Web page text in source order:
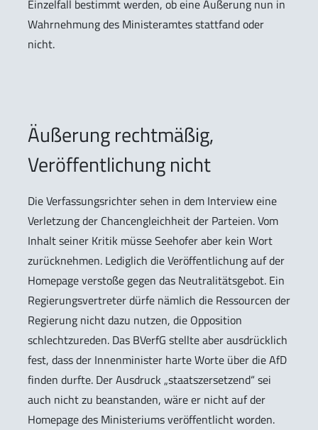
Einzelfall bestimmt werden, ob eine Äußerung nun in
Wahrnehmung des Ministeramtes stattfand oder
nicht.
Äußerung rechtmäßig,
Veröffentlichung nicht
Die Verfassungsrichter sehen in dem Interview eine
Verletzung der Chancengleichheit der Parteien. Vom
Inhalt seiner Kritik müsse Seehofer aber kein Wort
zurücknehmen. Lediglich die Veröffentlichung auf der
Homepage verstoße gegen das Neutralitätsgebot. Ein
Regierungsvertreter dürfe nämlich die Ressourcen der
Regierung nicht dazu nutzen, die Opposition
schlechtzureden. Das BVerfG stellte aber ausdrücklich
fest, dass der Innenminister harte Worte über die AfD
finden durfte. Der Ausdruck „staatszersetzend“ sei
auch nicht zu beanstanden, wäre er nicht auf der
Homepage des Ministeriums veröffentlicht worden.